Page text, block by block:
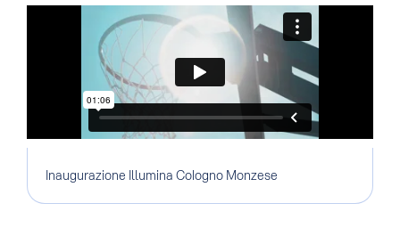
Inaugurazione Illumina Cologno Monzese